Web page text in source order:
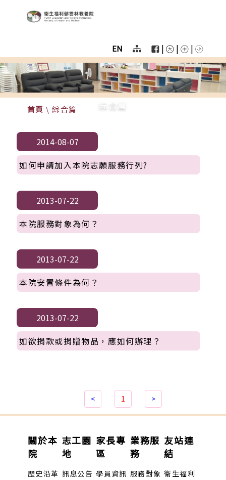
跳至主要區塊
衛生福利部雲林教養院
menu
EN | |
|
Homepage
menu
color
綜合篇
首頁 \ 綜合篇
2014-08-07
如何申請加入本院志願服務行列?
2013-07-22
本院服務對象為何？
2013-07-22
本院安置條件為何？
2013-07-22
如欲捐款或捐贈物品，應如何辦理？
< 1 >
關於本
院
歷史沿革
志工園
地
訊息公告
家長專
區
學員資訊
業務服
務
服務對象
友站連
結
衛生福利